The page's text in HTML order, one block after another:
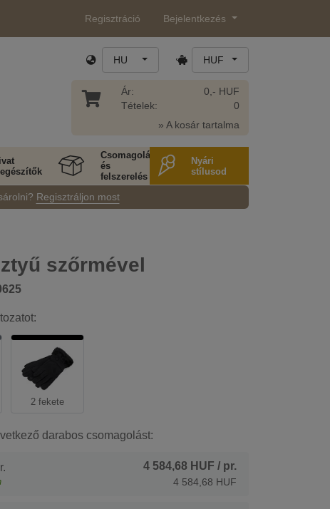
Regisztráció Bejelentkezés
HU HUF
Ár:
Tételek:
0,- HUF
0
» A kosár tartalma
Csomagolás
és
felszerelés
Nyári
stílusod
Regisztráljon most
szőrmével
2 fekete
darabos csomagolást:
4 584,68 HUF / pr.
4 584,68 HUF